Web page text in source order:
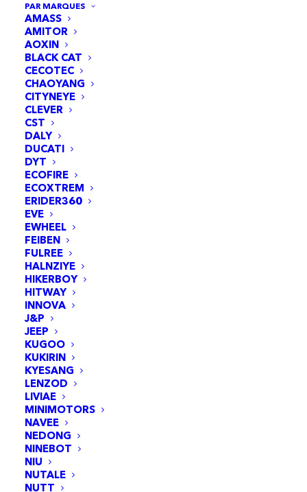
PAR MARQUES
AMASS
AMITOR
AOXIN
BLACK CAT
CECOTEC
CHAOYANG
CITYNEYE
CLEVER
CST
DALY
DUCATI
DYT
ECOFIRE
ECOXTREM
ERIDER360
EVE
EWHEEL
FEIBEN
FULREE
HALNZIYE
HIKERBOY
HITWAY
INNOVA
J&P
JEEP
KUGOO
KUKIRIN
KYESANG
LENZOD
LIVIAE
MINIMOTORS
NAVEE
NEDONG
NINEBOT
NIU
NUTALE
NUTT
Apport
Nombre de mensualité
-
Paiement du
financement
Alternative:
DEMANDER MON FINANCEMENT
500w
1 roue motrice